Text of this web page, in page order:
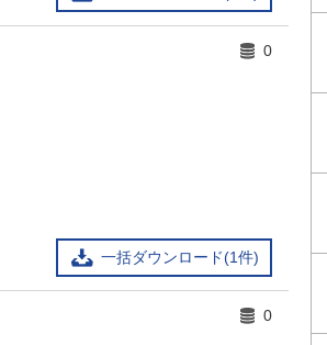
一括ダウンロード(1件)
0
0